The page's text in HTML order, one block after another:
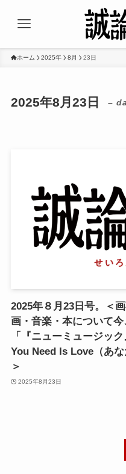
ホーム 2025年 8月 23日
2025年8月23日 –
2025年８月23日号。＜
画・音楽・本について
「『ニューミュージッ
You Need Is Love（あな
＞
2025年8月23日